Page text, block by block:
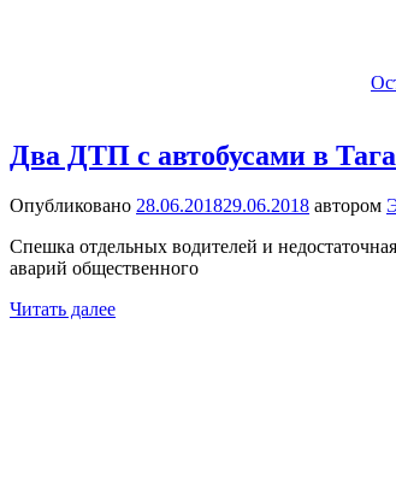
Два ДТП с автобусами в
Опубликовано 28.06.201829.06.2018 автором
Спешка отдельных водителей и
аварий общественного
Читать далее